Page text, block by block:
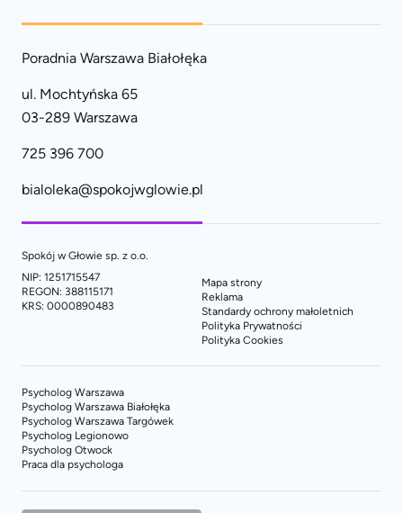
Poradnia Warszawa Białołęka
ul. Mochtyńska 65
03-289 Warszawa
725 396 700
bialoleka@spokojwglowie.pl
Spokój w Głowie sp. z o.o.
NIP: 1251715547
REGON: 388115171
KRS: 0000890483
Mapa strony
Reklama
Standardy ochrony małoletnich
Polityka Prywatności
Polityka Cookies
Psycholog Warszawa
Psycholog Warszawa Białołęka
Psycholog Warszawa Targówek
Psycholog Legionowo
Psycholog Otwock
Praca dla psychologa